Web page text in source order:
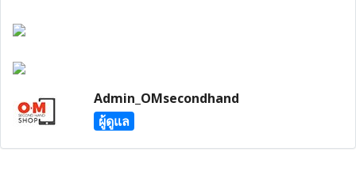
Admin_OMsecondhand
ผู้ดูแล